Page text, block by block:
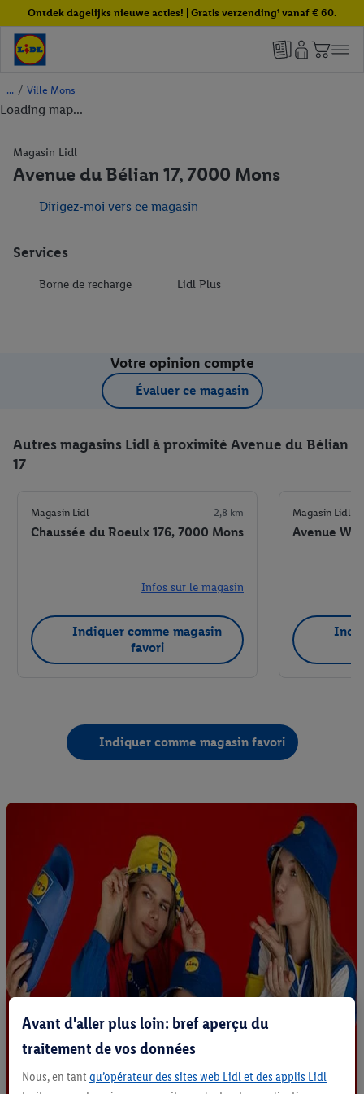
Ontdek dagelijks nieuwe acties! | Gratis verzending¹ vanaf € 60.
/ Ville Mons
Loading map...
Magasin Lidl
Avenue du Bélian 17, 7000 Mons
Dirigez-moi vers ce magasin
Services
Borne de recharge Lidl Plus
Votre opinion compte
Évaluer ce magasin
Autres magasins Lidl à proximité Avenue du Bélian
17
Magasin Lidl 2,8 km
Chaussée du Roeulx 176, 7000 Mons
Infos sur le magasin
Indiquer comme magasin
favori
Magasin Lidl
Avenue
Indiquer comme magasin favori
Avant d'aller plus loin: bref aperçu du
traitement de vos données
Nous, en tant qu’opérateur des sites web Lidl et des applis Lidl